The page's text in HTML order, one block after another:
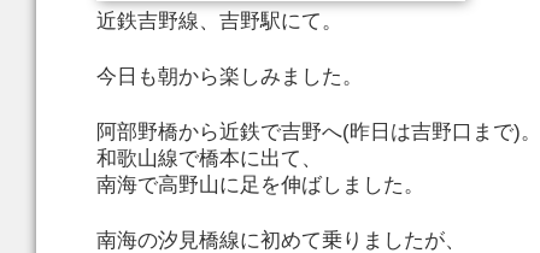
近鉄吉野線、吉野駅にて。
今日も朝から楽しみました。
阿部野橋から近鉄で吉野へ(昨日は吉野口まで)。
和歌山線で橋本に出て、
南海で高野山に足を伸ばしました。
南海の汐見橋線に初めて乗りましたが、